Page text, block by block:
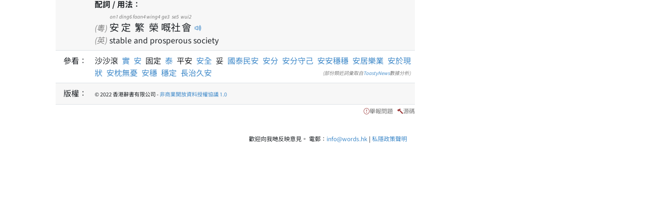
配詞 / 用法：
(粵) 安
on1
定
ding6
繁
faan4
榮
wing4
嘅
ge3
社
se5
會
wui2
(英) stable and prosperous society
參看：
沙沙滾 實 安 固定 泰 平安 安全 妥 國泰民安 安分 安分守己 安安穩穩 安居樂業 安於現
狀 安枕無憂 安穩 穩定 長治久安 (部份類近詞彙取自ToastyNews數據分析)
版權： © 2022 香港辭書有限公司 -非商業開放資料授權協議 1.0
舉報問題 源碼
歡迎向我哋反映意見。 電郵： info@words.hk | 私隱政策聲明